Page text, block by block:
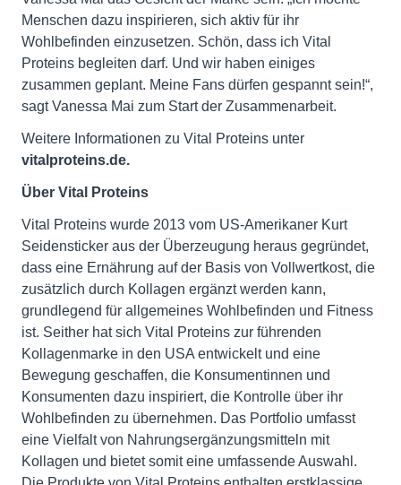
Menschen dazu inspirieren, sich aktiv für ihr
Wohlbefinden einzusetzen. Schön, dass ich Vital
Proteins begleiten darf. Und wir haben einiges
zusammen geplant. Meine Fans dürfen gespannt sein!“,
sagt Vanessa Mai zum Start der Zusammenarbeit.
Weitere Informationen zu Vital Proteins unter
vitalproteins.de.
Über Vital Proteins
Vital Proteins wurde 2013 vom US-Amerikaner Kurt
Seidensticker aus der Überzeugung heraus gegründet,
dass eine Ernährung auf der Basis von Vollwertkost, die
zusätzlich durch Kollagen ergänzt werden kann,
grundlegend für allgemeines Wohlbefinden und Fitness
ist. Seither hat sich Vital Proteins zur führenden
Kollagenmarke in den USA entwickelt und eine
Bewegung geschaffen, die Konsumentinnen und
Konsumenten dazu inspiriert, die Kontrolle über ihr
Wohlbefinden zu übernehmen. Das Portfolio umfasst
eine Vielfalt von Nahrungsergänzungsmitteln mit
Kollagen und bietet somit eine umfassende Auswahl.